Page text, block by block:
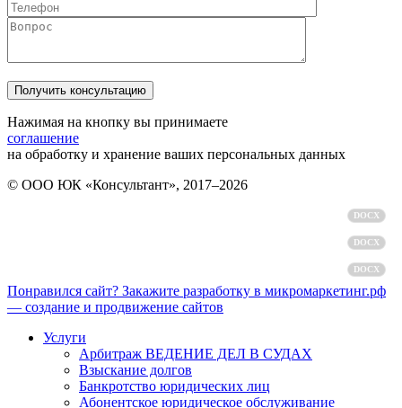
Нажимая на кнопку вы принимаете
соглашение
на обработку и хранение ваших персональных данных
© ООО ЮК «Консультант», 2017–2026
DOCX
DOCX
DOCX
Понравился сайт? Закажите разработку в микромаркетинг.рф
— создание и продвижение сайтов
Услуги
Арбитраж ВЕДЕНИЕ ДЕЛ В СУДАХ
Взыскание долгов
Банкротство юридических лиц
Абонентское юридическое обслуживание